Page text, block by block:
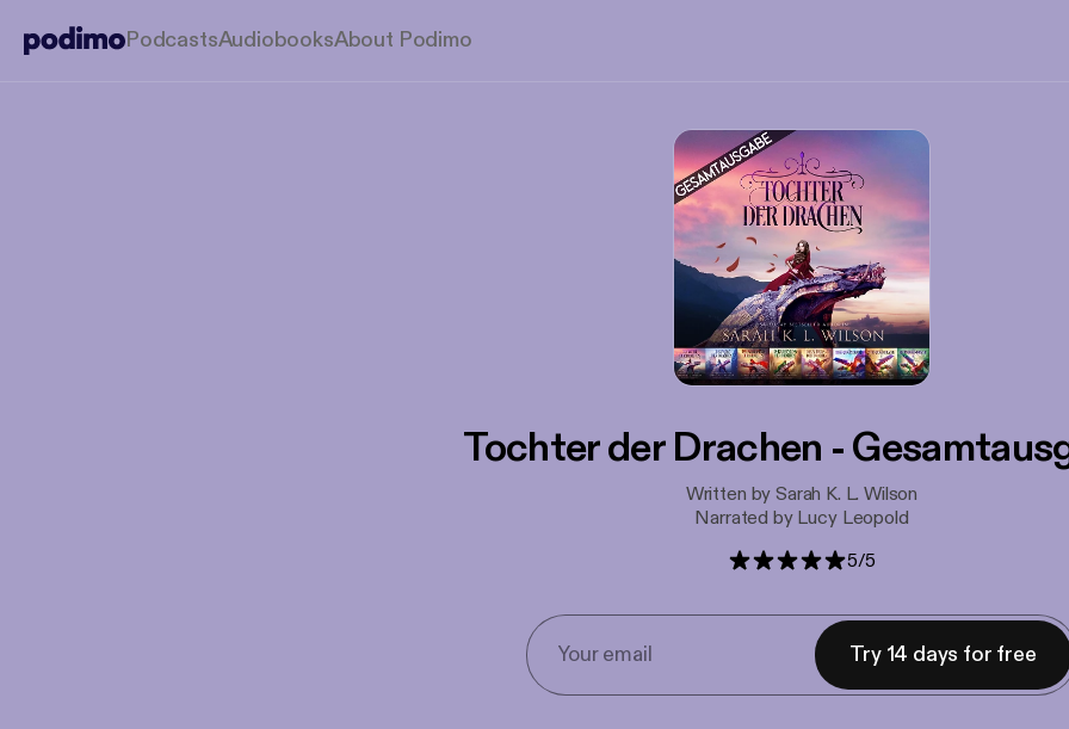
PodcastsAudiobooksAbout Podimo
Tochter der Drachen -
Written by Sarah K. L. Wilson
Narrated by Lucy Leopold
5/5
Try 14 days for free